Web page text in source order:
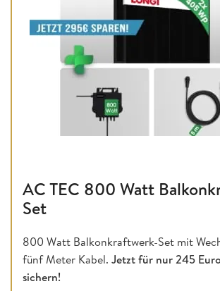
AC TEC 800 Watt
Set
800 Watt Balkonkraftwerk-Set mit
fünf Meter Kabel. Jetzt für nur 245
sichern!